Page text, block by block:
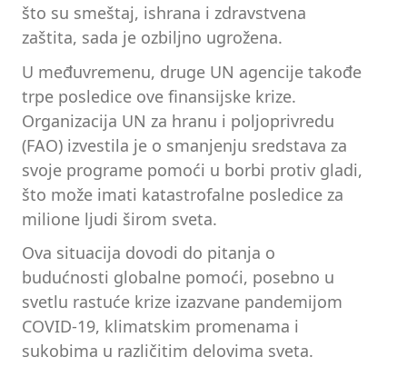
što su smeštaj, ishrana i zdravstvena
zaštita, sada je ozbiljno ugrožena.
U međuvremenu, druge UN agencije takođe
trpe posledice ove finansijske krize.
Organizacija UN za hranu i poljoprivredu
(FAO) izvestila je o smanjenju sredstava za
svoje programe pomoći u borbi protiv gladi,
što može imati katastrofalne posledice za
milione ljudi širom sveta.
Ova situacija dovodi do pitanja o
budućnosti globalne pomoći, posebno u
svetlu rastuće krize izazvane pandemijom
COVID-19, klimatskim promenama i
sukobima u različitim delovima sveta.